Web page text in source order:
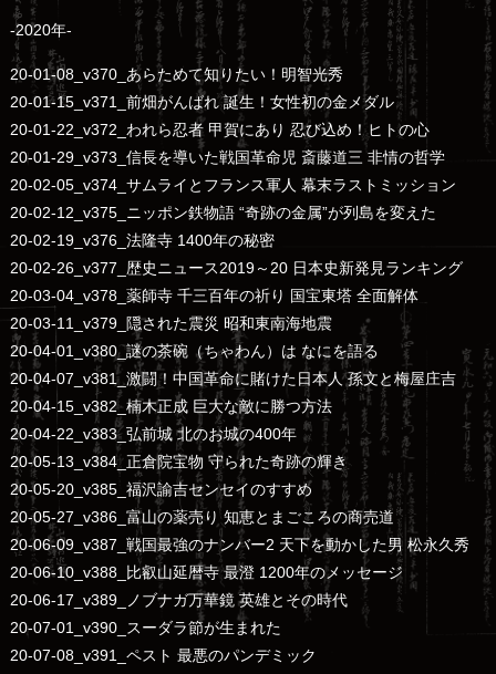
-2020年-
20-01-08_v370_あらためて知りたい！明智光秀
20-01-15_v371_前畑がんばれ 誕生！女性初の金メダル
20-01-22_v372_われら忍者 甲賀にあり 忍び込め！ヒトの心
20-01-29_v373_信長を導いた戦国革命児 斎藤道三 非情の哲学
20-02-05_v374_サムライとフランス軍人 幕末ラストミッション
20-02-12_v375_ニッポン鉄物語 “奇跡の金属”が列島を変えた
20-02-19_v376_法隆寺 1400年の秘密
20-02-26_v377_歴史ニュース2019～20 日本史新発見ランキング
20-03-04_v378_薬師寺 千三百年の祈り 国宝東塔 全面解体
20-03-11_v379_隠された震災 昭和東南海地震
20-04-01_v380_謎の茶碗（ちゃわん）は なにを語る
20-04-07_v381_激闘！中国革命に賭けた日本人 孫文と梅屋庄吉
20-04-15_v382_楠木正成 巨大な敵に勝つ方法
20-04-22_v383_弘前城 北のお城の400年
20-05-13_v384_正倉院宝物 守られた奇跡の輝き
20-05-20_v385_福沢諭吉センセイのすすめ
20-05-27_v386_富山の薬売り 知恵とまごころの商売道
20-06-09_v387_戦国最強のナンバー2 天下を動かした男 松永久秀
20-06-10_v388_比叡山延暦寺 最澄 1200年のメッセージ
20-06-17_v389_ノブナガ万華鏡 英雄とその時代
20-07-01_v390_スーダラ節が生まれた
20-07-08_v391_ペスト 最悪のパンデミック